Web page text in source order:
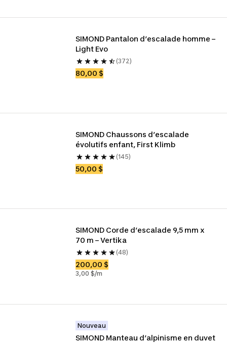
SIMOND Pantalon d’escalade homme –
Light Evo
(372)
80,00 $
SIMOND Chaussons d’escalade
évolutifs enfant, First Klimb
(145)
50,00 $
SIMOND Corde d’escalade 9,5 mm x
70 m – Vertika
(48)
200,00 $
3,00 $/m
Nouveau
SIMOND Manteau d’alpinisme en duvet